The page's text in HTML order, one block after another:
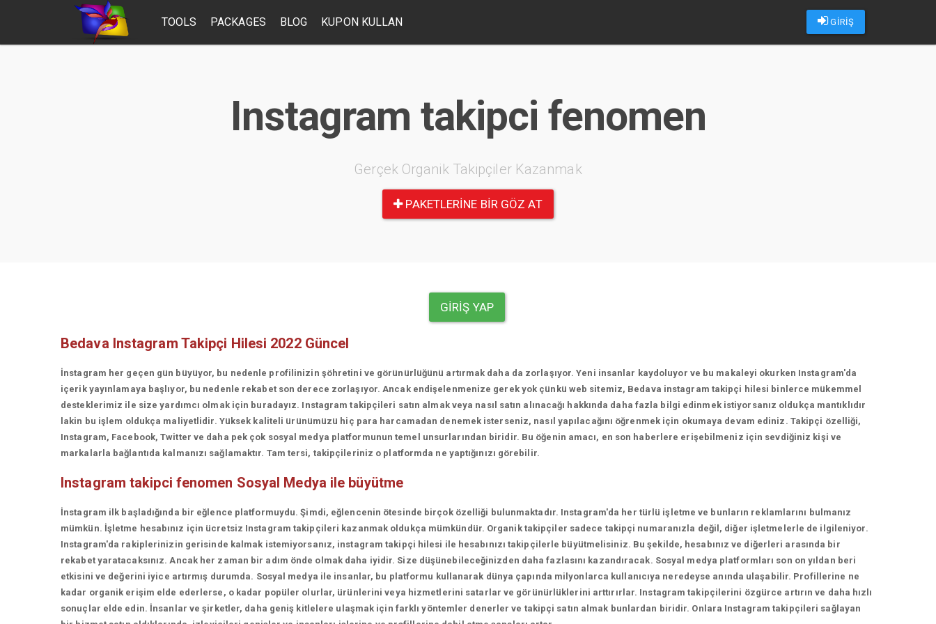
GİRİŞ
TOOLS PACKAGES BLOG KUPON KULLAN
Instagram takipci fenomen
Gerçek Organik Takipçiler Kazanmak
PAKETLERINE BIR GÖZ AT
GIRIŞ YAP
Bedava Instagram Takipçi Hilesi 2022 Güncel
İnstagram her geçen gün büyüyor, bu nedenle profilinizin şöhretini ve görünürlüğünü artırmak daha da zorlaşıyor. Yeni insanlar kaydoluyor ve bu makaleyi okurken Instagram'da
içerik yayınlamaya başlıyor, bu nedenle rekabet son derece zorlaşıyor. Ancak endişelenmenize gerek yok çünkü web sitemiz, Bedava instagram takipçi hilesi binlerce mükemmel
desteklerimiz ile size yardımcı olmak için buradayız. Instagram takipçileri satın almak veya nasıl satın alınacağı hakkında daha fazla bilgi edinmek istiyorsanız oldukça mantıklıdır
lakin bu işlem oldukça maliyetlidir. Yüksek kaliteli ürünümüzü hiç para harcamadan denemek isterseniz, nasıl yapılacağını öğrenmek için okumaya devam ediniz. Takipçi özelliği,
Instagram, Facebook, Twitter ve daha pek çok sosyal medya platformunun temel unsurlarından biridir. Bu öğenin amacı, en son haberlere erişebilmeniz için sevdiğiniz kişi ve
markalarla bağlantıda kalmanızı sağlamaktır. Tam tersi, takipçileriniz o platformda ne yaptığınızı görebilir.
Instagram takipci fenomen Sosyal Medya ile büyütme
İnstagram ilk başladığında bir eğlence platformuydu. Şimdi, eğlencenin ötesinde birçok özelliği bulunmaktadır. Instagram'da her türlü işletme ve bunların reklamlarını bulmanız
mümkün. İşletme hesabınız için ücretsiz Instagram takipçileri kazanmak oldukça mümkündür. Organik takipçiler sadece takipçi numaranızla değil, diğer işletmelerle de ilgileniyor.
Instagram'da rakiplerinizin gerisinde kalmak istemiyorsanız, instagram takipçi hilesi ile hesabınızı takipçilerle büyütmelisiniz. Bu şekilde, hesabınız ve diğerleri arasında bir
rekabet yaratacaksınız. Ancak her zaman bir adım önde olmak daha iyidir. Size düşünebileceğinizden daha fazlasını kazandıracak. Sosyal medya platformları son on yıldan beri
etkisini ve değerini iyice artırmış durumda. Sosyal medya ile insanlar, bu platformu kullanarak dünya çapında milyonlarca kullanıcıya neredeyse anında ulaşabilir. Profillerine ne
kadar organik erişim elde ederlerse, o kadar popüler olurlar, ürünlerini veya hizmetlerini satarlar ve görünürlüklerini arttırırlar. Instagram takipçilerini özgürce artırın ve daha hızlı
sonuçlar elde edin. İnsanlar ve şirketler, daha geniş kitlelere ulaşmak için farklı yöntemler denerler ve takipçi satın almak bunlardan biridir. Onlara Instagram takipçileri sağlayan